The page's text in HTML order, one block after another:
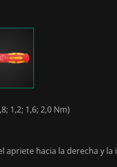
1,2; 1,6; 2,0 Nm)
hacia la derecha y la